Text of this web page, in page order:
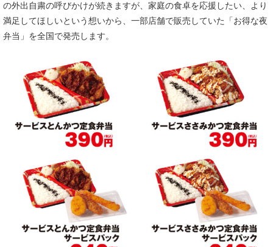
の外出自粛の呼びかけが続きますが、家庭の食卓を応援したい、より
満足してほしいという想いから、一部店舗で販売していた「お得な夜
弁当」を全国で発売します。